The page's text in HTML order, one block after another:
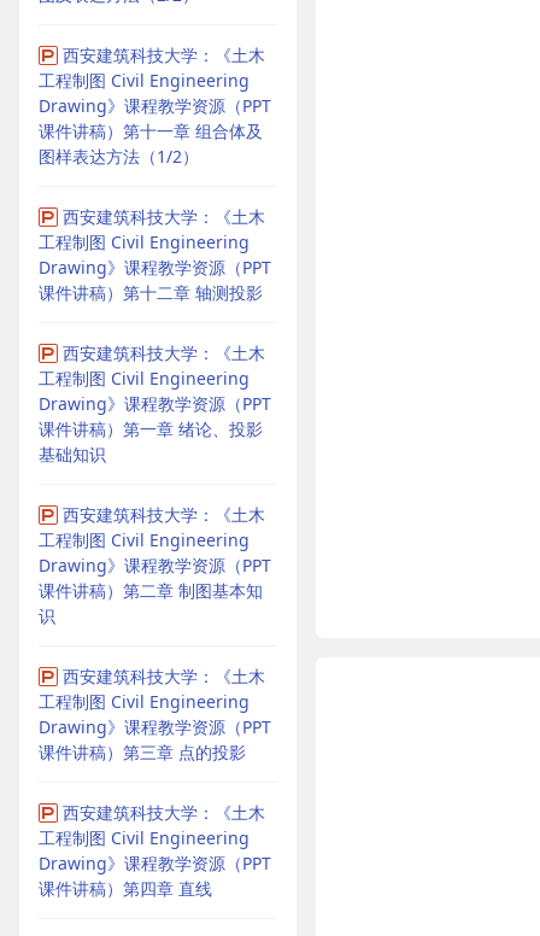
西安建筑科技大学：《土木
工程制图 Civil Engineering
Drawing》课程教学资源（PPT
课件讲稿）第十一章 组合体及
图样表达方法（1/2）
西安建筑科技大学：《土木
工程制图 Civil Engineering
Drawing》课程教学资源（PPT
课件讲稿）第十二章 轴测投影
西安建筑科技大学：《土木
工程制图 Civil Engineering
Drawing》课程教学资源（PPT
课件讲稿）第一章 绪论、投影
基础知识
西安建筑科技大学：《土木
工程制图 Civil Engineering
Drawing》课程教学资源（PPT
课件讲稿）第二章 制图基本知
识
西安建筑科技大学：《土木
工程制图 Civil Engineering
Drawing》课程教学资源（PPT
课件讲稿）第三章 点的投影
西安建筑科技大学：《土木
工程制图 Civil Engineering
Drawing》课程教学资源（PPT
课件讲稿）第四章 直线